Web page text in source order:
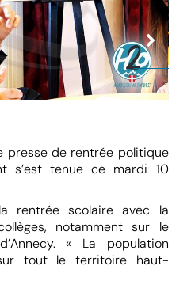
presse de rentrée politique
s’est tenue ce mardi 10
rentrée scolaire avec la
notamment sur le
« La population
tout le territoire haut-